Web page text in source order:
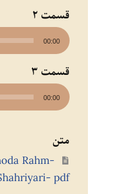
قسمت 2
پخش‌کننده
صوت
00:00
قسمت 3
پخش‌کننده
صوت
00:00
متن
Rahm-
pdf